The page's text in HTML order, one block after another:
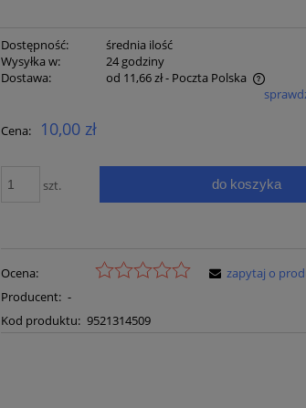
Dostępność:
średnia ilość
Wysyłka w:
24 godziny
Dostawa:
od 11,66 zł- Poczta Polska
płatności
Cena: 10,00 zł
szt. do koszyka
Ocena:
Producent: -
Kod produktu: 9521314509
zapytaj o